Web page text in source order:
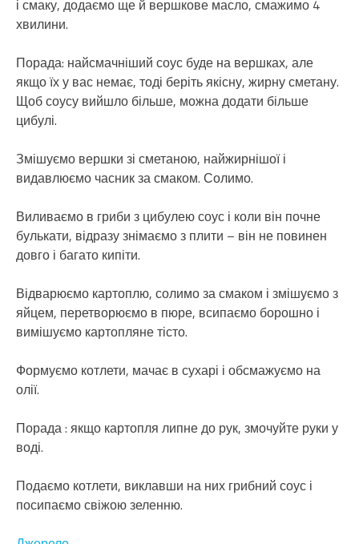
і смаку, додаємо ще й вершкове масло, смажимо 4
хвилини.
Порада: найсмачніший соус буде на вершках, але
якщо їх у вас немає, тоді беріть якісну, жирну сметану.
Щоб соусу вийшло більше, можна додати більше
цибулі.
Змішуємо вершки зі сметаною, найжирнішої і
видавлюємо часник за смаком. Солимо.
Виливаємо в гриби з цибулею соус і коли він почне
булькати, відразу знімаємо з плити – він не повинен
довго і багато кипіти.
Відварюємо картоплю, солимо за смаком і змішуємо з
яйцем, перетворюємо в пюре, всипаємо борошно і
вимішуємо картопляне тісто.
Формуємо котлети, мачає в сухарі і обсмажуємо на
олії.
Порада : якщо картопля липне до рук, змочуйте руки у
воді.
Подаємо котлети, виклавши на них грибний соус і
посипаємо свіжою зеленню.